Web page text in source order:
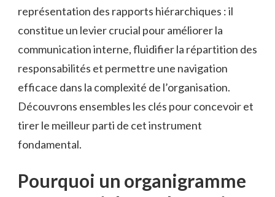
représentation des rapports hiérarchiques : il
constitue un levier crucial pour améliorer la
communication interne, fluidifier la répartition des
responsabilités et permettre une navigation
efficace dans la complexité de l’organisation.
Découvrons ensembles les clés pour concevoir et
tirer le meilleur parti de cet instrument
fondamental.
Pourquoi un organigramme